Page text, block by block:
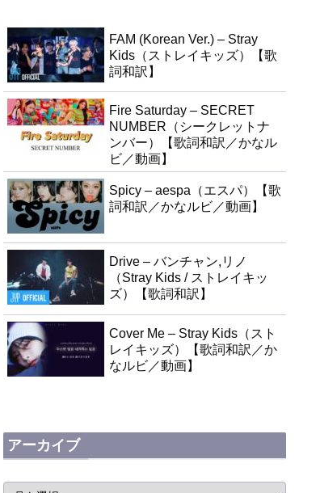
FAM (Korean Ver.) – Stray
Kids（ストレイキッズ）【歌
詞和訳】
Fire Saturday – SECRET
NUMBER（シークレットナ
ンバー）【歌詞和訳／かなル
ビ／動画】
Spicy – aespa（エスパ）【歌
詞和訳／かなルビ／動画】
Drive – バンチャン,リノ
（Stray Kids / ストレイキッ
ズ）【歌詞和訳】
Cover Me – Stray Kids（スト
レイキッズ）【歌詞和訳／か
なルビ／動画】
アーカイブ